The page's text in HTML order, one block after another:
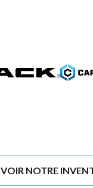
VOIR NOTRE